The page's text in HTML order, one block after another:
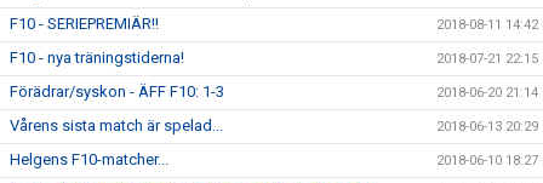
F10 - SERIEPREMIÄR!! 2018-08-11 14:42
F10 - nya träningstiderna! 2018-07-21 22:15
Förädrar/syskon - ÄFF F10: 1-3 2018-06-20 21:14
Vårens sista match är spelad... 2018-06-13 20:29
Helgens F10-matcher... 2018-06-10 18:27